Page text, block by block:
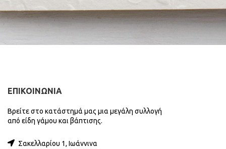
ΕΠΙΚΟΙΝΩΝΙΑ
Βρείτε στο κατάστημά μας μια μεγάλη συλλογή
από είδη γάμου και βάπτισης.
Σακελλαρίου 1, Ιωάννινα